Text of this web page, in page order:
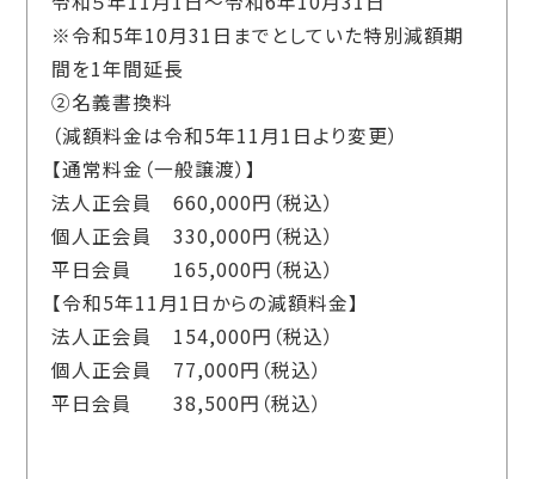
※令和5年10月31日までとしていた特別減額期
間を1年間延長
②名義書換料
（減額料金は令和5年11月1日より変更）
【通常料金（一般譲渡）】
法人正会員 660,000円（税込）
個人正会員 330,000円（税込）
平日会員 165,000円（税込）
【令和5年11月1日からの減額料金】
法人正会員 154,000円（税込）
個人正会員 77,000円（税込）
平日会員 38,500円（税込）